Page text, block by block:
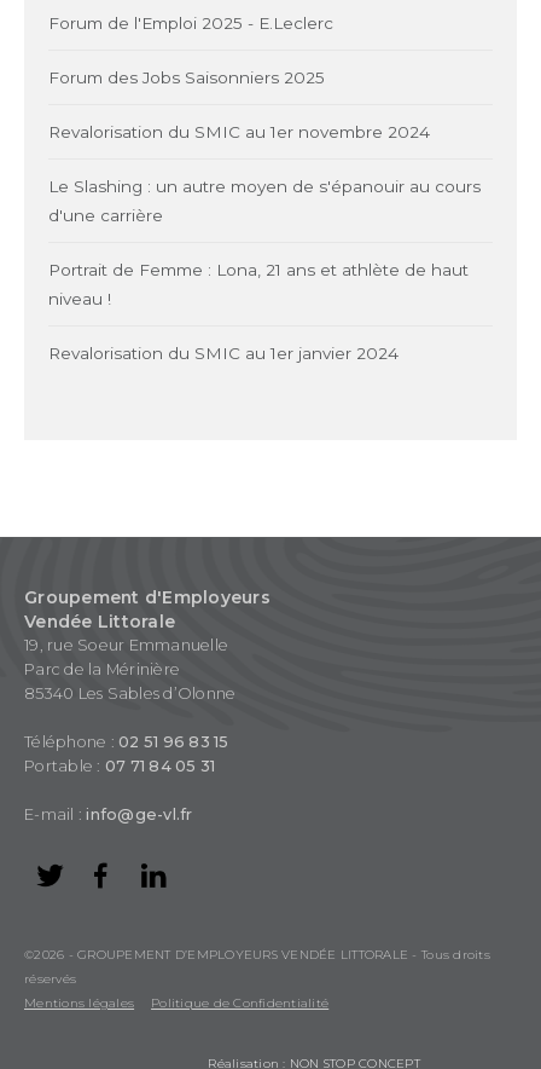
Forum de l'Emploi 2025 - E.Leclerc
Forum des Jobs Saisonniers 2025
Revalorisation du SMIC au 1er novembre 2024
Le Slashing : un autre moyen de s'épanouir au cours
d'une carrière
Portrait de Femme : Lona, 21 ans et athlète de haut
niveau !
Revalorisation du SMIC au 1er janvier 2024
Groupement d'Employeurs
Vendée Littorale
19, rue Soeur Emmanuelle
Parc de la Mérinière
85340 Les Sables d’Olonne
Téléphone : 02 51 96 83 15
Portable : 07 71 84 05 31
E-mail : info@ge-vl.fr
©2026 - GROUPEMENT D’EMPLOYEURS VENDÉE LITTORALE - Tous droits
réservés
Mentions légales
Politique de Confidentialité
Réalisation : NON STOP CONCEPT